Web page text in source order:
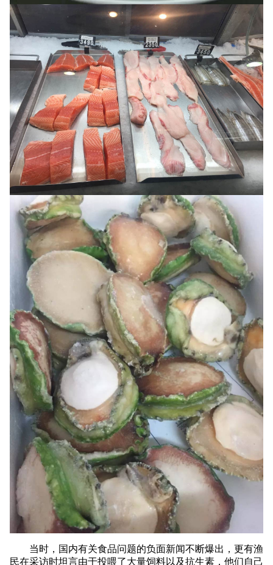
当时，国内有关食品问题的负面新闻不断爆出，更有渔
民在采访时坦言由于投喂了大量饲料以及抗生素，他们自己